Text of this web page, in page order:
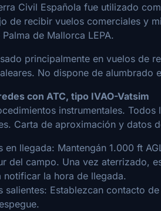
Civil Española fue utilizado
de recibir vuelos comerciales y
de Mallorca LEPA.
principalmente en vuelos de
No dispone de alumbrado
con ATC, tipo IVAO-Vatsim
instrumentales.
Carta de aproximación y datos
en llegada: Mantengán 1.000 ft
del campo. Una vez aterrizado,
notificar la hora de llegada.
salientes: Establezcan contacto